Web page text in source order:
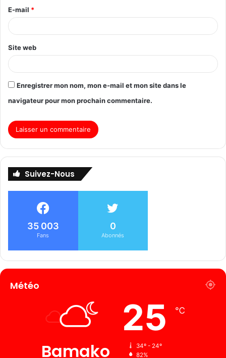
E-mail *
Site web
Enregistrer mon nom, mon e-mail et mon site dans le
navigateur pour mon prochain commentaire.
Suivez-Nous
35 003
Fans
0
Abonnés
Météo
Bamako
25 ℃
34º - 24º
82%